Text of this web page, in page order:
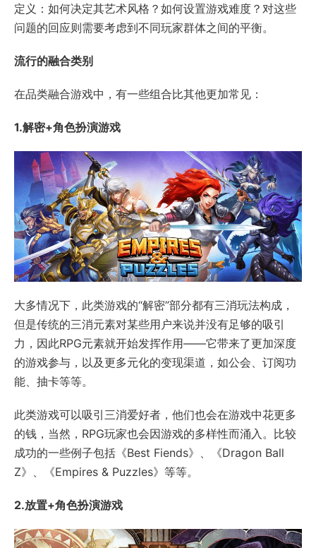
定义：如何决定其艺术风格？如何设置游戏难度？对这些
问题的回应则需要考虑到不同玩家群体之间的平衡。
流行的融合类别
在品类融合游戏中，有一些组合比其他更加常见：
1.解密+角色扮演游戏
大多情况下，此类游戏的“解密”部分都有三消玩法构成，
但是传统的三消元素对某些用户来说并没有足够的吸引
力，因此RPG元素就开始发挥作用——它带来了更加深度
的游戏参与，以及更多元化的变现渠道，如公会、订阅功
能、抽卡等等。
此类游戏可以吸引三消爱好者，他们也会在游戏中花更多
的钱，当然，RPG玩家也会因游戏的多样性而涌入。比较
成功的一些例子包括《Best Fiends》、《Dragon Ball
Z》、《Empires & Puzzles》等等。
2.放置+角色扮演游戏